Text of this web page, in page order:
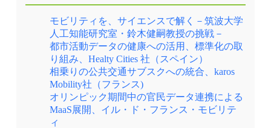
モビリティを、サイエンスで解く－筑波大学
人工知能研究室・鈴木健嗣教授の挑戦－
都市活動データの健康への活用、標準化の取
り組み、Healty Cities 社（スペイン）
相乗りの公共交通サブスクへの統合、karos
Mobility社（フランス)
オリンピック期間中の官民データ連携による
MaaS展開、イル・ド・フランス・モビリテ
ィ